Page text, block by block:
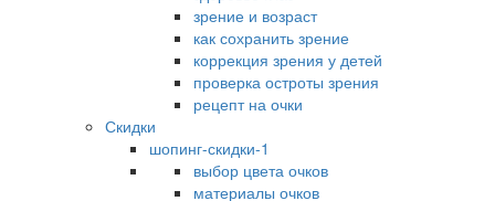
зрение и возраст
как сохранить зрение
коррекция зрения у детей
проверка остроты зрения
рецепт на очки
Скидки
шопинг-скидки-1
выбор цвета очков
материалы очков